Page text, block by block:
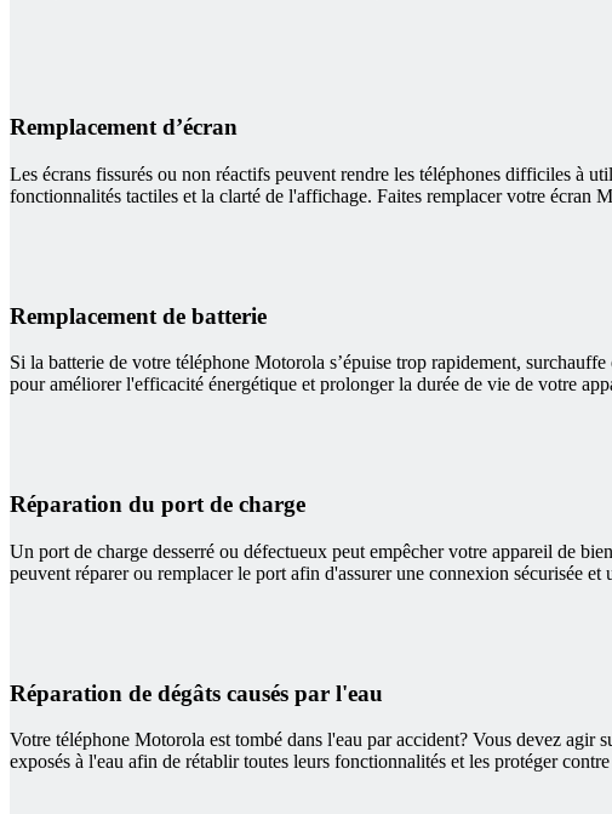
Remplacement d’écran
Les écrans fissurés ou non réactifs peuvent rendre les téléphones difficiles à
fonctionnalités tactiles et la clarté de l'affichage. Faites remplacer votre écran
Remplacement de batterie
Si la batterie de votre téléphone Motorola s’épuise trop rapidement,
pour améliorer l'efficacité énergétique et prolonger la durée de vie de votre
Réparation du port de charge
Un port de charge desserré ou défectueux peut empêcher votre appareil de
peuvent réparer ou remplacer le port afin d'assurer une connexion sécurisée et
Réparation de dégâts causés par l'eau
Votre téléphone Motorola est tombé dans l'eau par accident? Vous devez agir
exposés à l'eau afin de rétablir toutes leurs fonctionnalités et les protéger